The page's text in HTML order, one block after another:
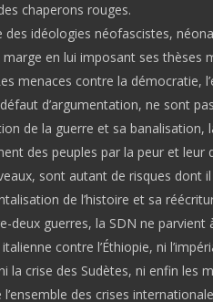
chaperons rouges.
des idéologies néofascistes,
en lui imposant ses thèses
menaces contre la démocratie,
d’argumentation, ne sont
de la guerre et sa banalisation,
des peuples par la peur et leur
sont autant de risques dont
de l’histoire et sa
deux guerres, la SDN ne
italienne contre l’Éthiopie, ni
la crise des Sudètes, ni enfin les
l’ensemble des crises